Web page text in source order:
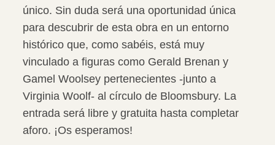
único. Sin duda será una oportunidad única
para descubrir de esta obra en un entorno
histórico que, como sabéis, está muy
vinculado a figuras como Gerald Brenan y
Gamel Woolsey pertenecientes -junto a
Virginia Woolf- al círculo de Bloomsbury. La
entrada será libre y gratuita hasta completar
aforo. ¡Os esperamos!